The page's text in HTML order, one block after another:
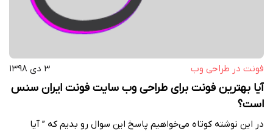
فونت در طراحی وب‌ ۳ دی ۱۳۹۸
آیا بهترین فونت برای طراحی وب سایت فونت ایران سنس
است؟
در این نوشته کوتاه می‌خواهیم پاسخ این سوال رو بدیم که ” آیا